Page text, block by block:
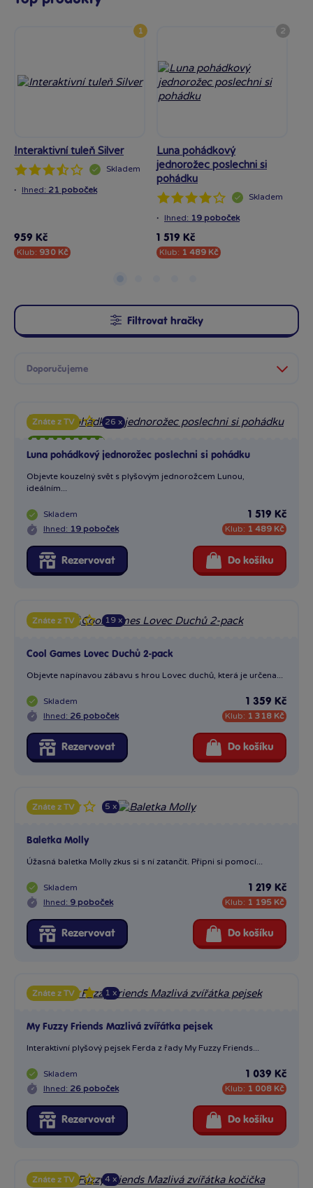
1
Interaktivní tuleň Silver
Skladem
· Ihned: 21 poboček
959 Kč
Klub: 930 Kč
2
Luna pohádkový
jednorožec poslechni si
pohádku
Skladem
· Ihned: 19 poboček
1 519 Kč
Klub: 1 489 Kč
Filtrovat hračky
26 x
Znáte z TV
Luna pohádkový jednorožec poslechni si pohádku
Objevte kouzelný svět s plyšovým jednorožcem Lunou,
ideálním...
Skladem
Ihned: 19 poboček
1 519 Kč
Klub: 1 489 Kč
Rezervovat Do košíku
19 x
Znáte z TV
Cool Games Lovec Duchů 2-pack
Objevte napínavou zábavu s hrou Lovec duchů, která je určena...
Skladem
Ihned: 26 poboček
1 359 Kč
Klub: 1 318 Kč
Rezervovat Do košíku
5 x
Znáte z TV
Baletka Molly
Úžasná baletka Molly zkus si s ní zatančit. Připni si pomocí...
Skladem
Ihned: 9 poboček
1 219 Kč
Klub: 1 195 Kč
Rezervovat Do košíku
1 x
Znáte z TV
My Fuzzy Friends Mazlivá zvířátka pejsek
Interaktivní plyšový pejsek Ferda z řady My Fuzzy Friends...
Skladem
Ihned: 26 poboček
1 039 Kč
Klub: 1 008 Kč
Rezervovat Do košíku
4 x
Znáte z TV